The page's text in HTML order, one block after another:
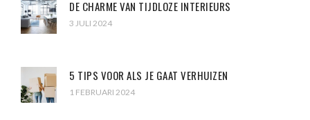
DE CHARME VAN TIJDLOZE INTERIEURS
3 JULI 2024
5 TIPS VOOR ALS JE GAAT VERHUIZEN
1 FEBRUARI 2024